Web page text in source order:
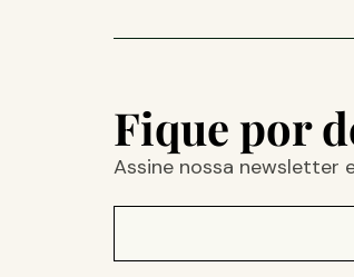
Fique por
Assine nossa newsletter